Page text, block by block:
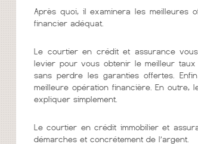
Après quoi, il examinera les meilleures
financier adéquat.
Le courtier en crédit et assurance
levier pour vous obtenir le meilleur
sans perdre les garanties offertes.
meilleure opération financière. En outre,
expliquer simplement.
Le courtier en crédit immobilier et
démarches et concrétement de l’argent.